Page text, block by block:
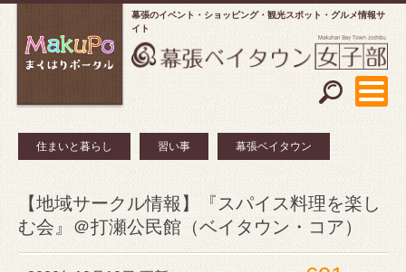
幕張のイベント・ショッピング
観光スポット・グルメ情報サ
イト
住まいと暮らし 習い事 幕張ベイタウン
【地域サークル情報】『スパイス料理を楽し
む会』＠打瀬公民館（ベイタウン・コア）